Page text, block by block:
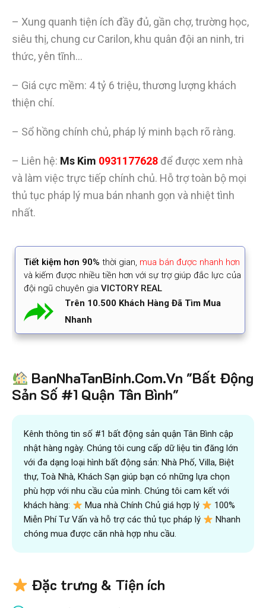
– Xung quanh tiện ích đầy đủ, gần chợ, trường học,
siêu thị, chung cư Carilon, khu quân đội an ninh, tri
thức, yên tĩnh…
– Giá cực mềm: 4 tỷ 6 triệu, thương lượng khách
thiện chí.
– Sổ hồng chính chủ, pháp lý minh bạch rõ ràng.
– Liên hệ: Ms Kim 0931177628 để được xem nhà
và làm việc trực tiếp chính chủ. Hỗ trợ toàn bộ mọi
thủ tục pháp lý mua bán nhanh gọn và nhiệt tình
nhất.
Tiết kiệm hơn 90% thời gian, mua bán được nhanh hơn
và kiếm được nhiều tiền hơn với sự trợ giúp đắc lực của
đội ngũ chuyên gia VICTORY REAL
Trên 10.500 Khách Hàng Đã Tìm Mua
Nhanh
BanNhaTanBinh.Com.Vn "Bất Động
Sản Số #1 Quận Tân Bình"
Kênh thông tin số #1 bất động sản quận Tân Bình cập
nhật hàng ngày. Chúng tôi cung cấp dữ liệu tin đăng lớn
với đa dạng loại hình bất động sản: Nhà Phố, Villa, Biệt
thự, Toà Nhà, Khách Sạn giúp bạn có những lựa chọn
phù hợp với nhu cầu của mình. Chúng tôi cam kết với
khách hàng:
Mua nhà Chính Chủ giá hợp lý
100%
Miễn Phí Tư Vấn và hỗ trợ các thủ tục pháp lý
Nhanh
chóng mua được căn nhà hợp nhu cầu.
Đặc trưng & Tiện ích